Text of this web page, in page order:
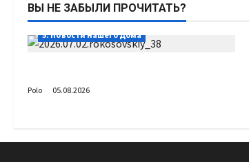
ВЫ НЕ ЗАБЫЛИ ПРОЧИТАТЬ?
5. Новости нашего Дома
Polo 05.08.2026